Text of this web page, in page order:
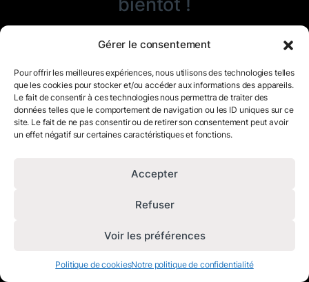
Gérer le consentement
Pour offrir les meilleures expériences, nous utilisons des technologies telles
que les cookies pour stocker et/ou accéder aux informations des appareils.
Le fait de consentir à ces technologies nous permettra de traiter des
données telles que le comportement de navigation ou les ID uniques sur ce
site. Le fait de ne pas consentir ou de retirer son consentement peut avoir
un effet négatif sur certaines caractéristiques et fonctions.
Accepter
Refuser
Voir les préférences
Politique de cookiesNotre politique de confidentialité